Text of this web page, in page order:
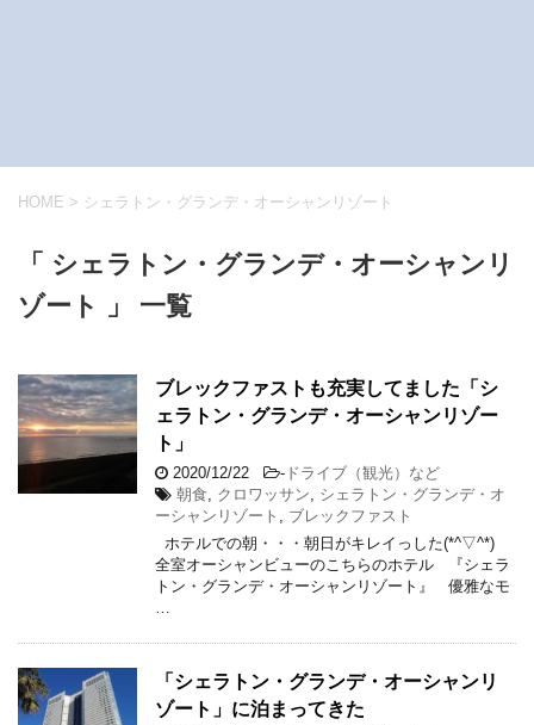
HOME > シェラトン・グランデ・オーシャンリゾート
「 シェラトン・グランデ・オーシャンリ
ゾート 」 一覧
ブレックファストも充実してました「シ
ェラトン・グランデ・オーシャンリゾー
ト」
2020/12/22 - ドライブ（観光）など
朝食
クロワッサン
シェラトン・グランデ・オ
ーシャンリゾート
ブレックファスト
ホテルでの朝・・・朝日がキレイっした(*^▽^*)
全室オーシャンビューのこちらのホテル 『シェラ
トン・グランデ・オーシャンリゾート』 優雅なモ
「シェラトン・グランデ・オーシャンリ
ゾート」に泊まってきた